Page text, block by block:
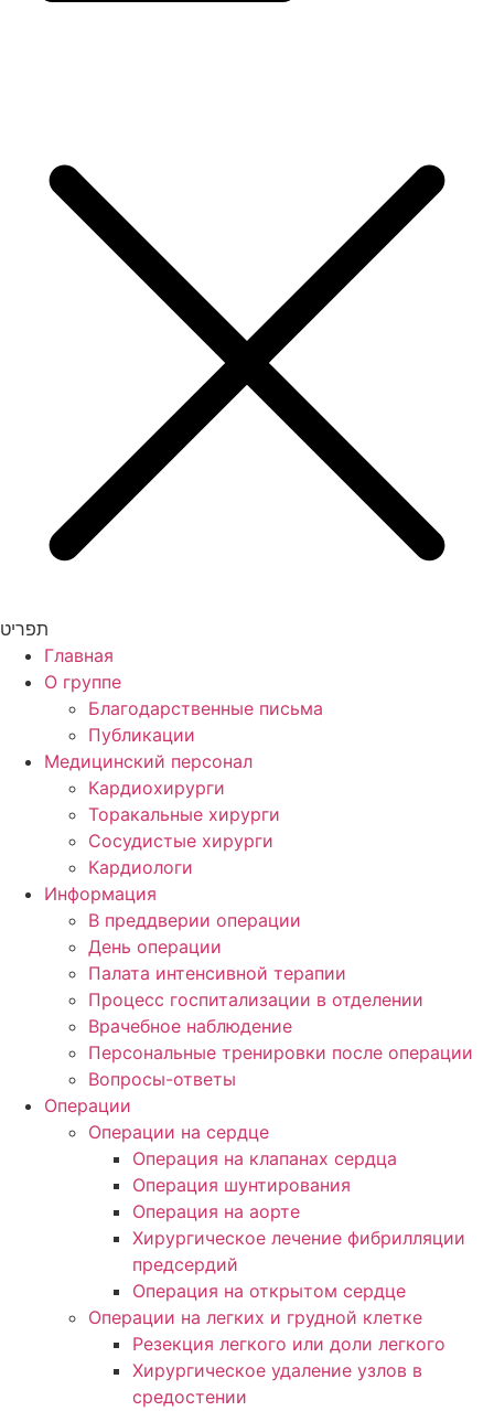
תפריט
Главная
О группе
Благодарственные письма
Публикации
Медицинский персонал
Кардиохирурги
Торакальные хирурги
Сосудистые хирурги
Кардиологи
Информация
В преддверии операции
День операции
Палата интенсивной терапии
Процесс госпитализации в отделении
Врачебное наблюдение
Персональные тренировки после операции
Вопросы-ответы
Операции
Операции на сердце
Операция на клапанах сердца
Операция шунтирования
Операция на аорте
Хирургическое лечение фибрилляции
предсердий
Операция на открытом сердце
Операции на легких и грудной клетке
Резекция легкого или доли легкого
Хирургическое удаление узлов в
средостении